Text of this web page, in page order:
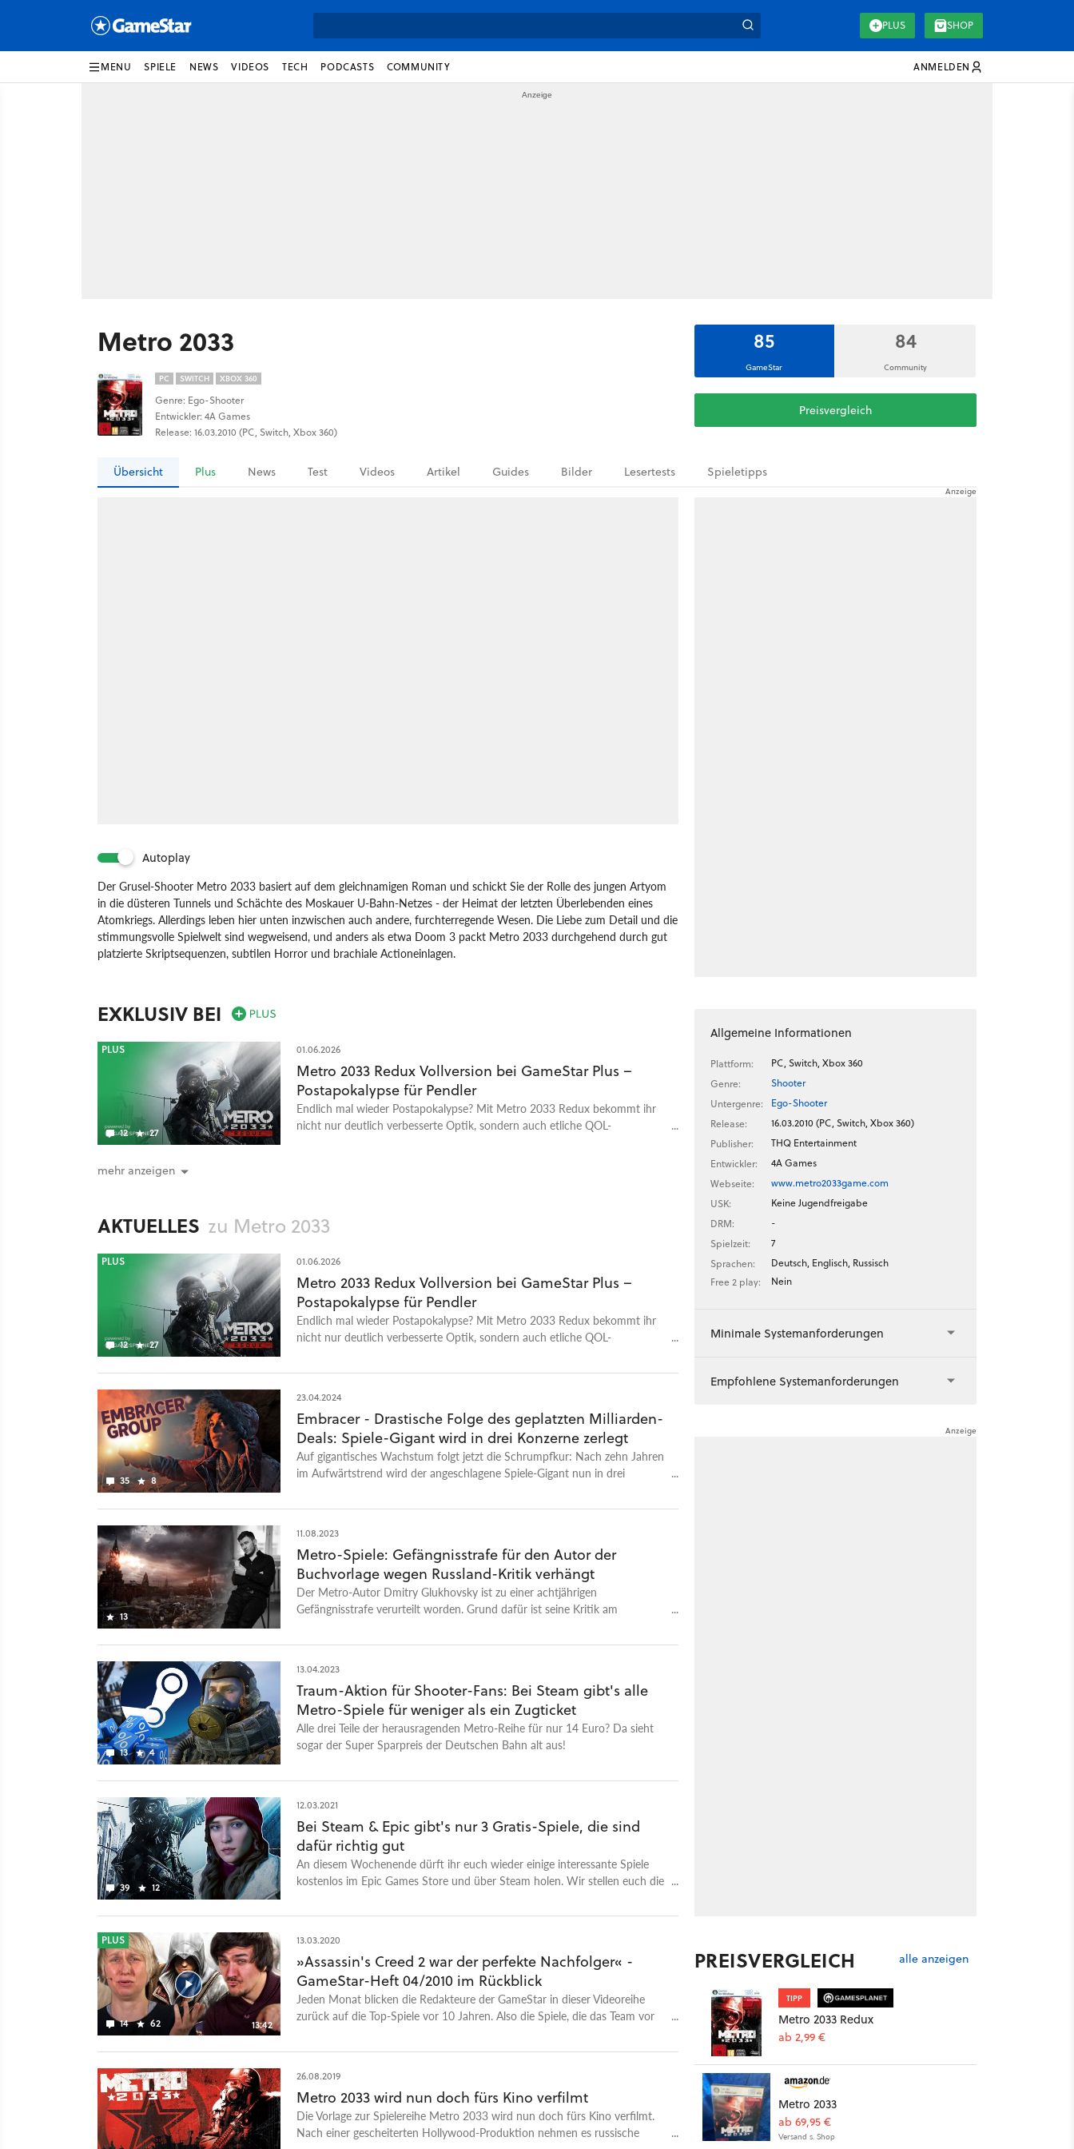
PLUS SHOP
MENU SPIELE NEWS VIDEOS TECH PODCASTS COMMUNITY ANMELDEN
Metro 2033
PC SWITCH XBOX 360
Genre: Ego-Shooter
Entwickler: 4A Games
Release: 16.03.2010 (PC, Switch, Xbox 360)
85
GameStar
84
Community
Preisvergleich
Übersicht Plus News Test Videos Artikel Guides Bilder Lesertests Spieletipps
Autoplay
Der Grusel-Shooter Metro 2033 basiert auf dem gleichnamigen Roman und schickt Sie der Rolle des jungen Artyom
in die düsteren Tunnels und Schächte des Moskauer U-Bahn-Netzes - der Heimat der letzten Überlebenden eines
Atomkriegs. Allerdings leben hier unten inzwischen auch andere, furchterregende Wesen. Die Liebe zum Detail und die
stimmungsvolle Spielwelt sind wegweisend, und anders als etwa Doom 3 packt Metro 2033 durchgehend durch gut
platzierte Skriptsequenzen, subtilen Horror und brachiale Actioneinlagen.
EXKLUSIV BEI
12 27
PLUS 01.06.2026
Metro 2033 Redux Vollversion bei GameStar Plus –
Postapokalypse für Pendler
Endlich mal wieder Postapokalypse? Mit Metro 2033 Redux bekommt ihr
nicht nur deutlich verbesserte Optik, sondern auch etliche QOL-
mehr anzeigen
AKTUELLES zu Metro 2033
12 27
PLUS 01.06.2026
Metro 2033 Redux Vollversion bei GameStar Plus –
Postapokalypse für Pendler
Endlich mal wieder Postapokalypse? Mit Metro 2033 Redux bekommt ihr
nicht nur deutlich verbesserte Optik, sondern auch etliche QOL-
35 8
23.04.2024
Embracer - Drastische Folge des geplatzten Milliarden-
Deals: Spiele-Gigant wird in drei Konzerne zerlegt
Auf gigantisches Wachstum folgt jetzt die Schrumpfkur: Nach zehn Jahren
im Aufwärtstrend wird der angeschlagene Spiele-Gigant nun in drei
13
11.08.2023
Metro-Spiele: Gefängnisstrafe für den Autor der
Buchvorlage wegen Russland-Kritik verhängt
Der Metro-Autor Dmitry Glukhovsky ist zu einer achtjährigen
Gefängnisstrafe verurteilt worden. Grund dafür ist seine Kritik am
13 4
13.04.2023
Traum-Aktion für Shooter-Fans: Bei Steam gibt's alle
Metro-Spiele für weniger als ein Zugticket
Alle drei Teile der herausragenden Metro-Reihe für nur 14 Euro? Da sieht
sogar der Super Sparpreis der Deutschen Bahn alt aus!
39 12
12.03.2021
Bei Steam & Epic gibt's nur 3 Gratis-Spiele, die sind
dafür richtig gut
An diesem Wochenende dürft ihr euch wieder einige interessante Spiele
kostenlos im Epic Games Store und über Steam holen. Wir stellen euch die
14 62 13:42
PLUS 13.03.2020
»Assassin's Creed 2 war der perfekte Nachfolger« -
GameStar-Heft 04/2010 im Rückblick
Jeden Monat blicken die Redakteure der GameStar in dieser Videoreihe
zurück auf die Top-Spiele vor 10 Jahren. Also die Spiele, die das Team vor
Spiele der GameStar 04/2010. Vor der Kamera sind mit dabei: Petra
Redakteure kommen zusammen auf über 50 Jahre GameStar-Erfahrung
und begleiten das Heft seit den Anfangstagen. Unter den wichtigsten Tests
dieses Monats tummeln sich gleich drei Ego-Shooter. Während Heiko und
Markus beide zu viel Angst hatten, um Bioshock 2 und Metro 2033
26.08.2019
Metro 2033 wird nun doch fürs Kino verfilmt
Die Vorlage zur Spielereihe Metro 2033 wird nun doch fürs Kino verfilmt.
Nach einer gescheiterten Hollywood-Produktion nehmen es russische
Allgemeine Informationen
Plattform:
PC, Switch, Xbox 360
Genre:
Shooter
Untergenre:
Ego-Shooter
Release:
16.03.2010 (PC, Switch, Xbox 360)
Publisher:
THQ Entertainment
Entwickler:
4A Games
Webseite:
www.metro2033game.com
USK:
Keine Jugendfreigabe
DRM:
-
Spielzeit:
7
Sprachen:
Deutsch, Englisch, Russisch
Free 2 play:
Nein
Minimale Systemanforderungen
Empfohlene Systemanforderungen
PREISVERGLEICH alle anzeigen
TIPP
Metro 2033 Redux
ab 2,99 €
Metro 2033
ab 69,95 €
Versand s. Shop